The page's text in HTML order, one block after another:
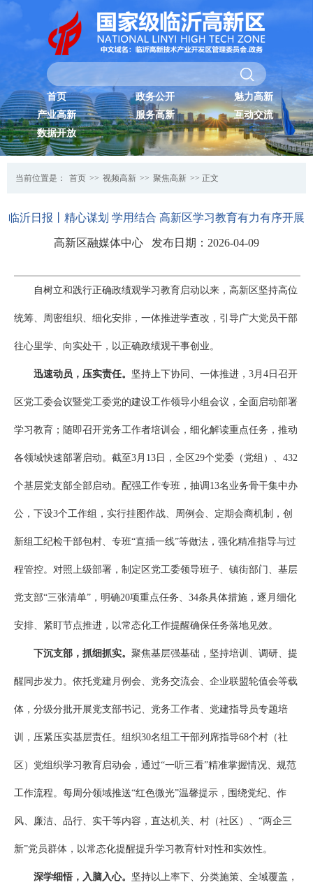
首页 政务公开
魅力高新
产业高新
服务高新
互动交流
数据开放
当前位置是： 首页 >> 视频高新 >> 聚焦高新 >> 正文
临沂日报丨精心谋划 学用结合 高新区学习教育有力有序开展
高新区融媒体中心 发布日期：2026-04-09
自树立和践行正确政绩观学习教育启动以来，高新区坚持高位
统筹、周密组织、细化安排，一体推进学查改，引导广大党员干部
往心里学、向实处干，以正确政绩观干事创业。
迅速动员，压实责任。 坚持上下协同、一体推进，3月4日召开
区党工委会议暨党工委党的建设工作领导小组会议，全面启动部署
学习教育；随即召开党务工作者培训会，细化解读重点任务，推动
各领域快速部署启动。截至3月13日，全区29个党委（党组）、432
个基层党支部全部启动。配强工作专班，抽调13名业务骨干集中办
公，下设3个工作组，实行挂图作战、周例会、定期会商机制，创
新组工纪检干部包村、专班“直插一线”等做法，强化精准指导与过
程管控。对照上级部署，制定区党工委领导班子、镇街部门、基层
党支部“三张清单”，明确20项重点任务、34条具体措施，逐月细化
安排、紧盯节点推进，以常态化工作提醒确保任务落地见效。
下沉支部，抓细抓实。 聚焦基层强基础，坚持培训、调研、提
醒同步发力。依托党建月例会、党务交流会、企业联盟轮值会等载
体，分级分批开展党支部书记、党务工作者、党建指导员专题培
训，压紧压实基层责任。组织30名组工干部列席指导68个村（社
区）党组织学习教育启动会，通过“一听三看”精准掌握情况、规范
工作流程。每周分领域推送“红色微光”温馨提示，围绕党纪、作
风、廉洁、品行、实干等内容，直达机关、村（社区）、“两企三
新”党员群体，以常态化提醒提升学习教育针对性和实效性。
深学细悟，入脑入心。 坚持以上率下、分类施策、全域覆盖，